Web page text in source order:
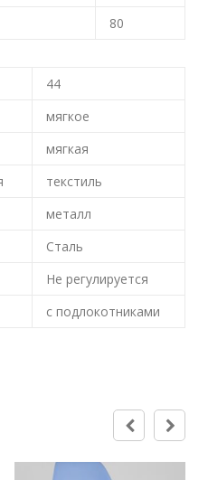
80
44
мягкое
мягкая
текстиль
металл
Сталь
Не регулируется
с подлокотниками